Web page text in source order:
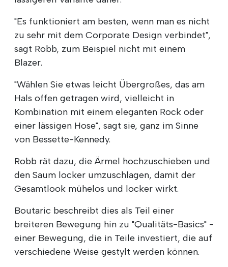
"Es funktioniert am besten, wenn man es nicht
zu sehr mit dem Corporate Design verbindet",
sagt Robb, zum Beispiel nicht mit einem
Blazer.
"Wählen Sie etwas leicht Übergroßes, das am
Hals offen getragen wird, vielleicht in
Kombination mit einem eleganten Rock oder
einer lässigen Hose", sagt sie, ganz im Sinne
von Bessette-Kennedy.
Robb rät dazu, die Ärmel hochzuschieben und
den Saum locker umzuschlagen, damit der
Gesamtlook mühelos und locker wirkt.
Boutaric beschreibt dies als Teil einer
breiteren Bewegung hin zu "Qualitäts-Basics" -
einer Bewegung, die in Teile investiert, die auf
verschiedene Weise gestylt werden können.